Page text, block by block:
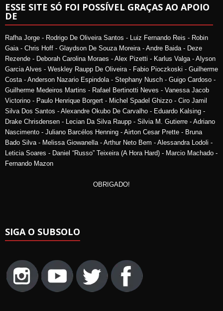
ESSE SITE SÓ FOI POSSÍVEL GRAÇAS AO APOIO
DE
Rafha Jorge - Rodrigo De Oliveira Santos - Luiz Fernando Reis - Robin
Gaia - Chris Hoff - Glaydson De Souza Moreira - Andre Baida - Deze
Rezende - Deborah Carolina Moraes - Alex Pizetti - Karlus Valga - Alyson
Garcia Alves - Weskley Raupp De Oliveira - Fabio Pioczkoski - Guilherme
Costa - Anderson Nazario Espindola - Stephany Nusch - Guigo Cardoso -
Guilherme Medeiros Martins - Rafael Bertinotti Neves - Vanessa Jacob
Victorino - Paulo Henrique Borgert - Michel Spadel Ghizzo - Ciro Jamil
Silva Dos Santos - Alexandre Okubo De Carvalho - Eduardo Kalsing -
Drake Chrisdensen - Lecian Da Silva Raupp - Silvia M. Gutierre - Adriano
Nascimento - Juliano Barcélos Henning - Airton Cesar Prette - Bruna
Bado Silva - Melissa Giowanella - Arthur Neto Bem - Alessandra Lodoli -
Leticia Soares - Daniel “Russo” Teixeira (A Hora Hard) - Marcio Machado -
Fernando Mazon
OBRIGADO!
SIGA O SUBSOLO